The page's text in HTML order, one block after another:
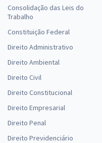
Consolidação das Leis do
Trabalho
Constituição Federal
Direito Administrativo
Direito Ambiental
Direito Civil
Direito Constitucional
Direito Empresarial
Direito Penal
Direito Previdenciário